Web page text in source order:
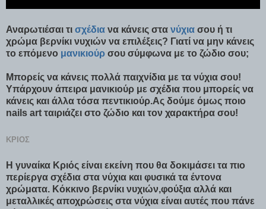
Αναρωτιέσαι τι σχέδια να κάνεις στα νύχια σου ή τι
χρώμα βερνίκι νυχιών να επιλέξεις? Γιατί να μην κάνεις
το επόμενο μανικιούρ σου σύμφωνα με το ζώδιο σου;
Μπορείς να κάνεις πολλά παιχνίδια με τα νύχια σου!
Υπάρχουν άπειρα μανικιούρ με σχέδια που μπορείς να
κάνεις και άλλα τόσα πεντικιούρ.Ας δούμε όμως ποιο
nails art ταιριάζει στο ζώδιο και τον χαρακτήρα σου!
ΚΡΙΌΣ
Η γυναίκα Κριός είναι εκείνη που θα δοκιμάσει τα πιο
περίεργα σχέδια στα νύχια και φυσικά τα έντονα
χρώματα. Κόκκινο βερνίκι νυχιών,φούξια αλλά και
μεταλλικές αποχρώσεις στα νύχια είναι αυτές που πάνε